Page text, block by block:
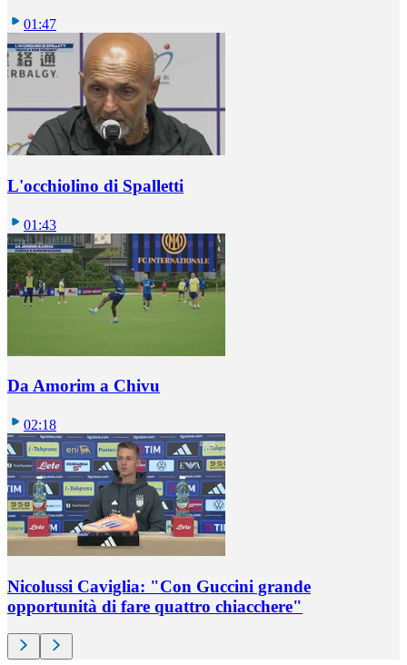
01:47
L'occhiolino di Spalletti
01:43
Da Amorim a Chivu
02:18
Nicolussi Caviglia: "Con Guccini grande
opportunità di fare quattro chiacchere"